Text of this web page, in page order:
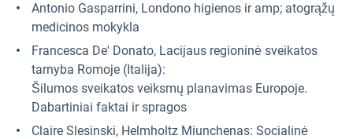
Antonio Gasparrini, Londono higienos ir amp; atogrąžų
medicinos mokykla
Francesca De' Donato, Lacijaus regioninė sveikatos
tarnyba Romoje (Italija):
Šilumos sveikatos veiksmų planavimas Europoje.
Dabartiniai faktai ir spragos
Claire Slesinski, Helmholtz Miunchenas: Socialinė